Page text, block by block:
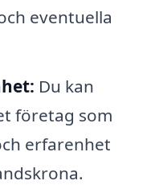
eventuella
Du kan
företag som
erfarenhet